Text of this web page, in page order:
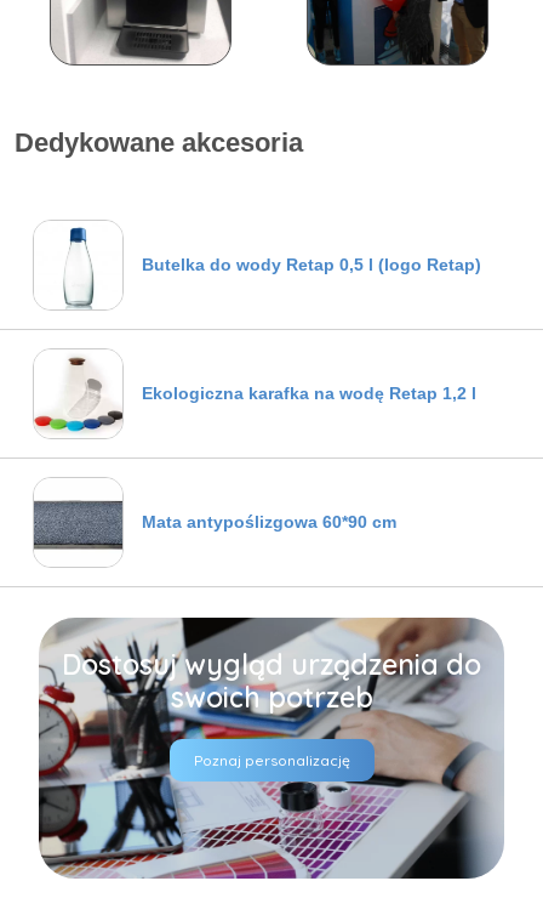
Dedykowane akcesoria
Butelka do wody Retap 0,5 l (logo Retap)
Ekologiczna karafka na wodę Retap 1,2 l
Mata antypoślizgowa 60*90 cm
Dostosuj wygląd urządzenia do
swoich potrzeb
Poznaj personalizację